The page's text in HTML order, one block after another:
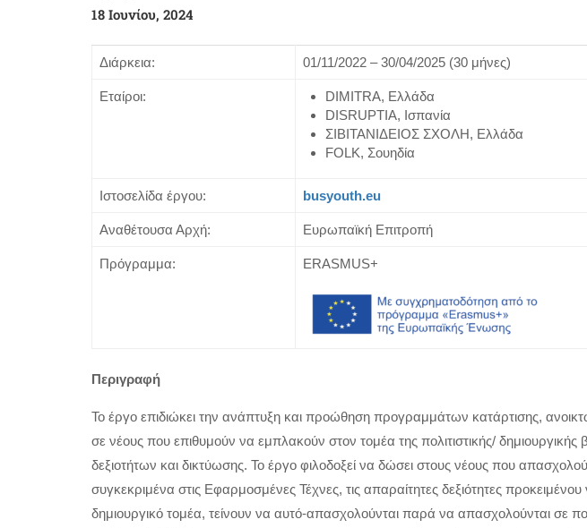
18 Ιουνίου, 2024
Διάρκεια: 01/11/2022 – 30/04/2025 (30 μήνες)
Εταίροι:
DIMITRA, Ελλάδα
DISRUPTIA, Ισπανία
ΣΙΒΙΤΑΝΙΔΕΙΟΣ ΣΧΟΛΗ, Ελλάδα
FOLK, Σουηδία
Ιστοσελίδα έργου: busyouth.eu
Αναθέτουσα Αρχή: Ευρωπαϊκή Επιτροπή
Πρόγραμμα: ERASMUS+
Περιγραφή
Το έργο επιδιώκει την ανάπτυξη και προώθηση προγραμμάτων κατάρτισης,
σε νέους που επιθυμούν να εμπλακούν στον τομέα της πολιτιστικής/
δεξιοτήτων και δικτύωσης. Το έργο φιλοδοξεί να δώσει στους νέους που
συγκεκριμένα στις Εφαρμοσμένες Τέχνες, τις απαραίτητες δεξιότητες
δημιουργικό τομέα, τείνουν να αυτό-απασχολούνται παρά να απασχολούνται σε